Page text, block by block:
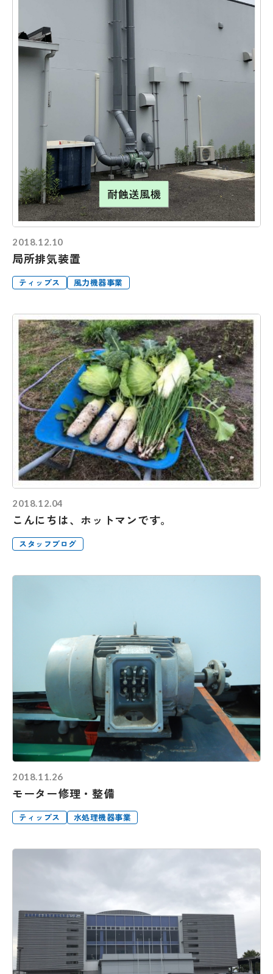
2018.12.10
局所排気装置
ティップス 風力機器事業
2018.12.04
こんにちは、ホットマンです。
スタッフブログ
2018.11.26
モーター修理・整備
ティップス 水処理機器事業